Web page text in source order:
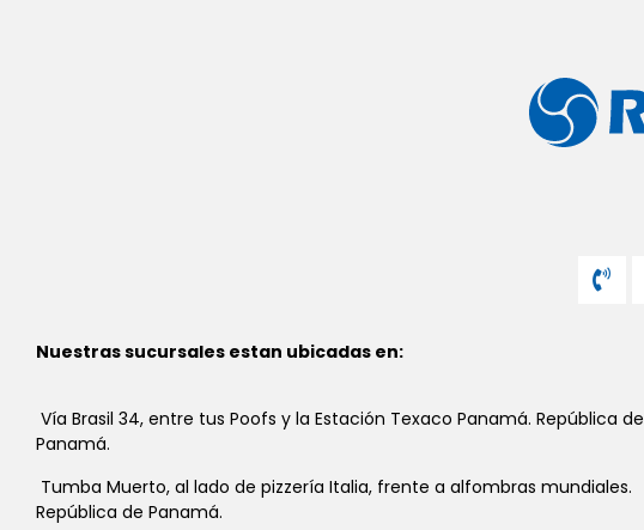
Nuestras sucursales estan ubicadas en:
Vía Brasil 34, entre tus Poofs y la Estación Texaco Panamá. República de
Panamá.
Tumba Muerto, al lado de pizzería Italia, frente a alfombras mundiales.
República de Panamá.